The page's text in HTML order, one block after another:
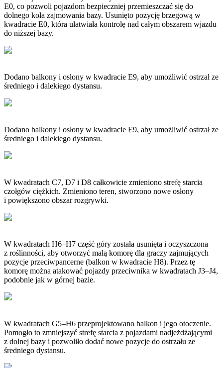
E0, co pozwoli pojazdom bezpieczniej przemieszczać się do
dolnego koła zajmowania bazy. Usunięto pozycję brzegową w
kwadracie E0, która ułatwiała kontrolę nad całym obszarem wjazdu
do niższej bazy.
Dodano balkony i osłony w kwadracie E9, aby umożliwić ostrzał ze
średniego i dalekiego dystansu.
Dodano balkony i osłony w kwadracie E9, aby umożliwić ostrzał ze
średniego i dalekiego dystansu.
W kwadratach C7, D7 i D8 całkowicie zmieniono strefę starcia
czołgów ciężkich. Zmieniono teren, stworzono nowe osłony
i powiększono obszar rozgrywki.
W kwadratach H6–H7 część góry została usunięta i oczyszczona
z roślinności, aby otworzyć małą komorę dla graczy zajmujących
pozycje przeciwpancerne (balkon w kwadracie H8). Przez tę
komorę można atakować pojazdy przeciwnika w kwadratach J3–J4,
podobnie jak w górnej bazie.
W kwadratach G5–H6 przeprojektowano balkon i jego otoczenie.
Pomogło to zmniejszyć strefę starcia z pojazdami nadjeżdżającymi
z dolnej bazy i pozwoliło dodać nowe pozycje do ostrzału ze
średniego dystansu.